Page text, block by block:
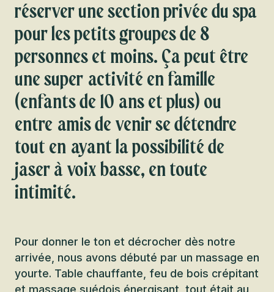
réserver une section privée du spa
pour les petits groupes de 8
personnes et moins. Ça peut être
une super activité en famille
(enfants de 10 ans et plus) ou
entre amis de venir se détendre
tout en ayant la possibilité de
jaser à voix basse, en toute
intimité.
Pour donner le ton et décrocher dès notre
arrivée, nous avons débuté par un massage en
yourte. Table chauffante, feu de bois crépitant
et massage suédois énergisant, tout était au